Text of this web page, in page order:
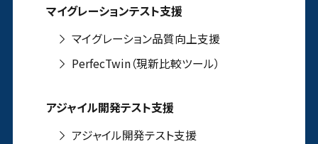
マイグレーションテスト支援
マイグレーション品質向上支援
PerfecTwin（現新比較ツール）
アジャイル開発テスト支援
アジャイル開発テスト支援